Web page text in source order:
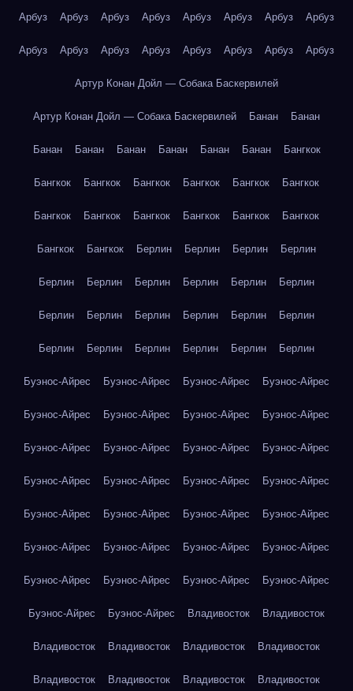
Арбуз Арбуз Арбуз Арбуз Арбуз Арбуз Арбуз Арбуз
Арбуз Арбуз Арбуз Арбуз Арбуз Арбуз Арбуз Арбуз
Артур Конан Дойл — Собака Баскервилей
Артур Конан Дойл — Собака Баскервилей Банан Банан
Банан Банан Банан Банан Банан Банан Бангкок
Бангкок Бангкок Бангкок Бангкок Бангкок Бангкок
Бангкок Бангкок Бангкок Бангкок Бангкок Бангкок
Бангкок Бангкок Берлин Берлин Берлин Берлин
Берлин Берлин Берлин Берлин Берлин Берлин
Берлин Берлин Берлин Берлин Берлин Берлин
Берлин Берлин Берлин Берлин Берлин Берлин
Буэнос-Айрес Буэнос-Айрес Буэнос-Айрес Буэнос-Айрес
Буэнос-Айрес Буэнос-Айрес Буэнос-Айрес Буэнос-Айрес
Буэнос-Айрес Буэнос-Айрес Буэнос-Айрес Буэнос-Айрес
Буэнос-Айрес Буэнос-Айрес Буэнос-Айрес Буэнос-Айрес
Буэнос-Айрес Буэнос-Айрес Буэнос-Айрес Буэнос-Айрес
Буэнос-Айрес Буэнос-Айрес Буэнос-Айрес Буэнос-Айрес
Буэнос-Айрес Буэнос-Айрес Буэнос-Айрес Буэнос-Айрес
Буэнос-Айрес Буэнос-Айрес Владивосток Владивосток
Владивосток Владивосток Владивосток Владивосток
Владивосток Владивосток Владивосток Владивосток